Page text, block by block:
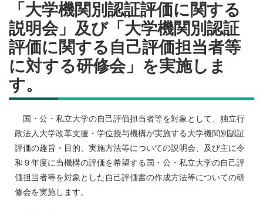
「大学機関別認証評価に関する
説明会」及び「大学機関別認証
評価に関する自己評価担当者等
に対する研修会」を実施しま
す。
国・公・私立大学の自己評価担当者等を対象として、独立行
政法人大学改革支援・学位授与機構が実施する大学機関別認証
評価の趣旨・目的、実施方法等についての説明会、及び主に令
和９年度に当機構の評価を希望する国・公・私立大学の自己評
価担当者等を対象とした自己評価書の作成方法等についての研
修会を実施します。